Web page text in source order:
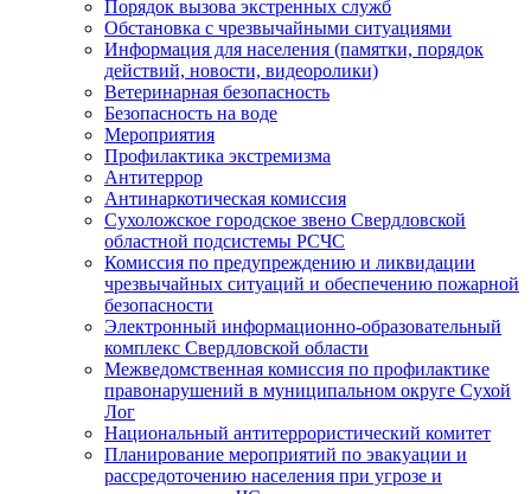
Порядок вызова экстренных служб
Обстановка с чрезвычайными ситуациями
Информация для населения (памятки, порядок
действий, новости, видеоролики)
Ветеринарная безопасность
Безопасность на воде
Мероприятия
Профилактика экстремизма
Антитеррор
Антинаркотическая комиссия
Сухоложское городское звено Свердловской
областной подсистемы РСЧС
Комиссия по предупреждению и ликвидации
чрезвычайных ситуаций и обеспечению пожарной
безопасности
Электронный информационно-образовательный
комплекс Cвердловской области
Межведомственная комиссия по профилактике
правонарушений в муниципальном округе Сухой
Лог
Национальный антитеррористический комитет
Планирование мероприятий по эвакуации и
рассредоточению населения при угрозе и